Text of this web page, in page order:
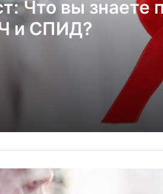
Что вы знаете
и СПИД?